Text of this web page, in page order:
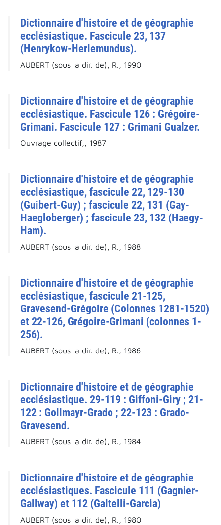
Dictionnaire d'histoire et de géographie
ecclésiastique. Fascicule 23, 137
(Henrykow-Herlemundus).
AUBERT (sous la dir. de), R., 1990
Dictionnaire d'histoire et de géographie
ecclésiastique. Fascicule 126 : Grégoire-
Grimani. Fascicule 127 : Grimani Gualzer.
Ouvrage collectif,, 1987
Dictionnaire d'histoire et de géographie
ecclésiastique, fascicule 22, 129-130
(Guibert-Guy) ; fascicule 22, 131 (Gay-
Haegloberger) ; fascicule 23, 132 (Haegy-
Ham).
AUBERT (sous la dir. de), R., 1988
Dictionnaire d'histoire et de géographie
ecclésiastique, fascicule 21-125,
Gravesend-Grégoire (Colonnes 1281-1520)
et 22-126, Grégoire-Grimani (colonnes 1-
256).
AUBERT (sous la dir. de), R., 1986
Dictionnaire d'histoire et de géographie
ecclésiastique. 29-119 : Giffoni-Giry ; 21-
122 : Gollmayr-Grado ; 22-123 : Grado-
Gravesend.
AUBERT (sous la dir. de), R., 1984
Dictionnaire d'histoire et de géographie
ecclésiastiques. Fascicule 111 (Gagnier-
Gallway) et 112 (Galtelli-Garcia)
AUBERT (sous la dir. de), R., 1980